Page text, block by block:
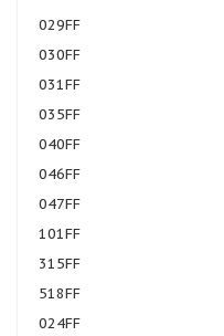
029FF
030FF
031FF
035FF
040FF
046FF
047FF
101FF
315FF
518FF
024FF